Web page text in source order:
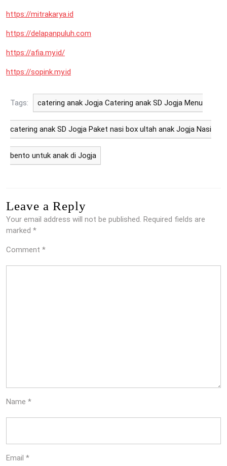
https://mitrakarya.id
https://delapanpuluh.com
https://afia.my.id/
https://sopink.my.id
Tags: catering anak Jogja Catering anak SD Jogja Menu
catering anak SD Jogja Paket nasi box ultah anak Jogja Nasi
bento untuk anak di Jogja
Leave a Reply
Your email address will not be published. Required fields are
marked *
Comment *
Name *
Email *